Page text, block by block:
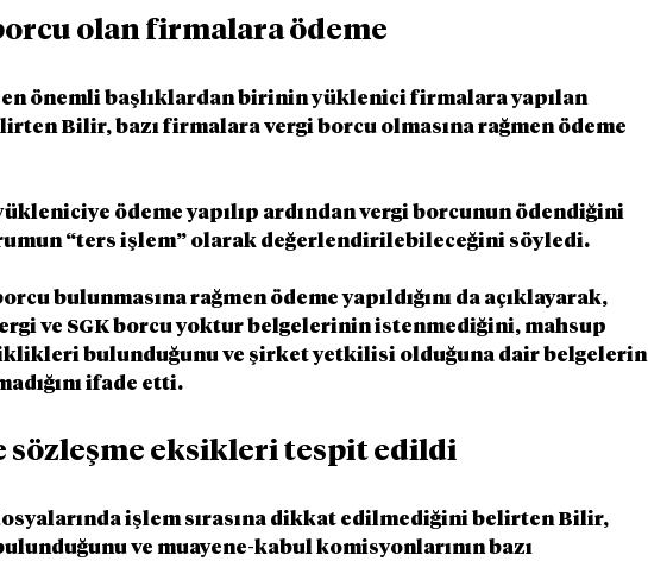
olan firmalara ödeme
önemli başlıklardan birinin yüklenici firmalara yapılan
Bilir, bazı firmalara vergi borcu olmasına rağmen ödeme
ödeme yapılıp ardından vergi borcunun ödendiğini
“ters işlem” olarak değerlendirilebileceğini söyledi.
bulunmasına rağmen ödeme yapıldığını da açıklayarak,
ve SGK borcu yoktur belgelerinin istenmediğini, mahsup
bulunduğunu ve şirket yetkilisi olduğuna dair belgelerin
ifade etti.
sözleşme eksikleri tespit edildi
işlem sırasına dikkat edilmediğini belirten Bilir,
ve muayene-kabul komisyonlarının bazı